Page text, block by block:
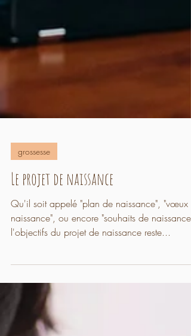
grossesse
naissance", ou encore "souhaits de naissance",
l'objectifs du projet de naissance reste...